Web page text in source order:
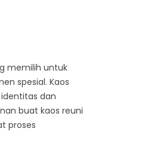
memilih untuk
spesial. Kaos
dan
buat kaos reuni
proses